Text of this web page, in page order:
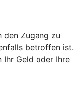
den Zugang zu
betroffen ist.
Ihr Geld oder Ihre